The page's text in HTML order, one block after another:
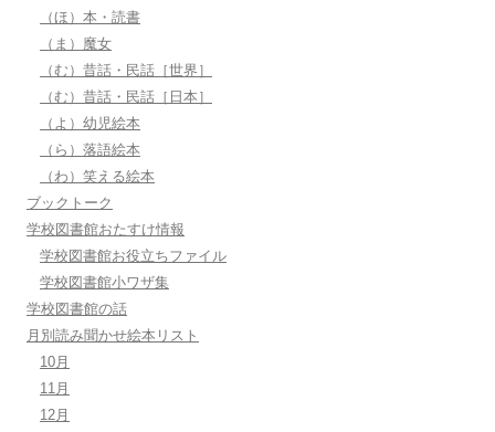
（ほ）本・読書
（ま）魔女
（む）昔話・民話［世界］
（む）昔話・民話［日本］
（よ）幼児絵本
（ら）落語絵本
（わ）笑える絵本
ブックトーク
学校図書館おたすけ情報
学校図書館お役立ちファイル
学校図書館小ワザ集
学校図書館の話
月別読み聞かせ絵本リスト
10月
11月
12月